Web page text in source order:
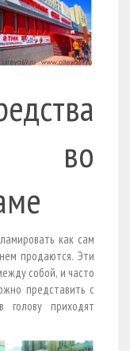
во
как сам
продаются. Эти
собой, и часто
представить с
приходят